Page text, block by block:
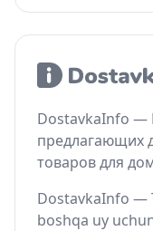
DostavkaInfo —
предлагающих
товаров для
DostavkaInfo —
boshqa uy